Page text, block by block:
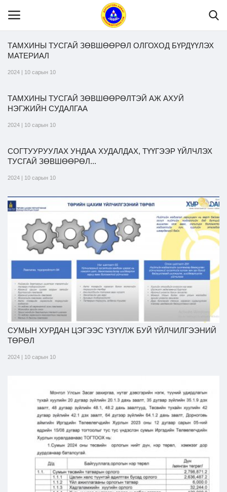
Нүүр
Танилцуулга
МЭДЭЭЛЭЛ
Хууль эрх зүй
Тендер
Ил тод байдал
Бодлого төлөвлөлт
ТАМХИНЫ ТУСГАЙ ЗӨВШӨӨРӨЛ ОЛГОХОД БҮРДҮҮЛЭХ
МАТЕРИАЛ
2024 | 10 сарын 10
ТАМХИНЫ ТУСГАЙ ЗӨВШӨӨРӨЛТЭЙ АЖ АХУЙ
НЭГЖИЙН СУДАЛГАА
2024 | 10 сарын 10
СОГТУУРУУЛАХ УНДАА ХУДАЛДАХ, ТҮҮГЭЭР ҮЙЛЧЛЭХ
ТУСГАЙ ЗӨВШӨӨРӨЛ...
2024 | 10 сарын 10
СУМЫН ХУРДАН ЦЭГЭЭС ҮЗҮҮЛЖ БУЙ ҮЙЛЧИЛГЭЭНИЙ
ТӨРӨЛ
2024 | 10 сарын 10